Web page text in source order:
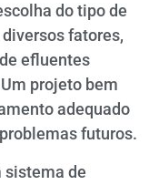
do tipo de
fatores,
efluentes
projeto bem
adequado
futuros.
sistema de